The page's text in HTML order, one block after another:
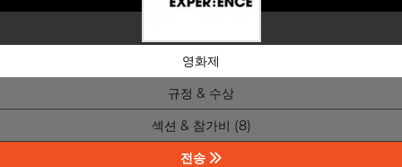
영화제
규정 & 수상
섹션 & 참가비 (8)
전송